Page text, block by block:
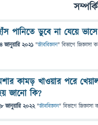
পানিতে ডুবে না যেয়ে
জানুয়ারি 2021 "জীববিজ্ঞান" বিভাগে জিজ্ঞাসা
কামড় খাওয়ার পরে
জানো কি?
জানুয়ারি 2022 "জীববিজ্ঞান" বিভাগে জিজ্ঞাসা